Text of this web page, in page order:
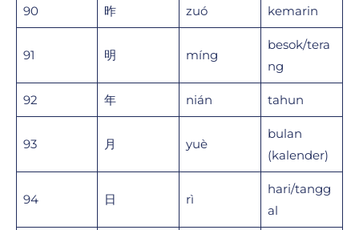
90 昨 zuó kemarin
91 明 míng
besok/tera
ng
92 年 nián tahun
93 月 yuè
bulan
(kalender)
94 日 rì
hari/tangg
al